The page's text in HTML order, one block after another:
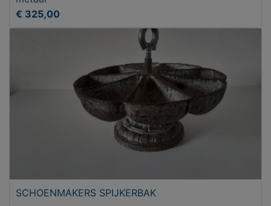
€ 325,00
SCHOENMAKERS SPIJKERBAK